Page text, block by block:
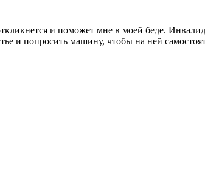
и поможет мне в моей беде.
и попросить машину, чтобы на ней